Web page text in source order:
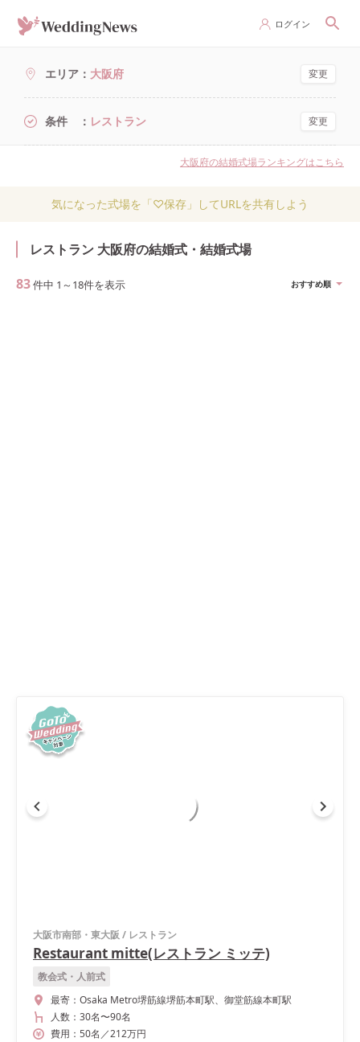
ログイン
エリア 大阪府 変更
条件 レストラン 変更
大阪府の結婚式場ランキングはこちら
気になった式場を「♡保存」してURLを共有しよう
レストラン 大阪府の結婚式・結婚式場
83件中 1 ～ 18件を表示 おすすめ順
大阪市南部・東大阪 / レストラン
Restaurant mitte(レストラン ミッテ)
教会式・人前式
最寄： Osaka Metro堺筋線堺筋本町駅、御堂筋線本町駅
人数： 30名〜90名
費用： 50名 ／212万円